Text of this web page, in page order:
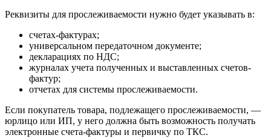
Реквизиты для прослеживаемости нужно будет указывать в:
счетах-фактурах;
универсальном передаточном документе;
декларациях по НДС;
журналах учета полученных и выставленных счетов-
фактур;
отчетах для системы прослеживаемости.
Если покупатель товара, подлежащего прослеживаемости, —
юрлицо или ИП, у него должна быть возможность получать
электронные счета-фактуры и первичку по ТКС.